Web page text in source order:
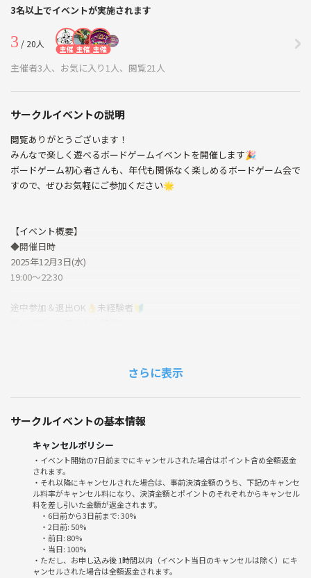
3名以上でイベントが実施されます
3 / 20人 主催 主催 主催
主催者3人、お気に入り1人、閲覧21人
サークルイベントの説明
閲覧ありがとうございます！
みんなで楽しく遊べるボードゲームイベントを開催します🎉
ボードゲーム初心者さんも、年代も関係なく楽しめるボードゲーム会で
すので、ぜひお気軽にご参加ください🌟
【イベント概要】
◆開催日時
2025年12月3日(水)
19:00〜22:30
途中参加＆退出OK👌未経験者🔰
〒171-0022 東京都豊島区南池袋２丁目３１−３ 東商ビル 3f
◆アクセス
池袋駅から徒歩8分🚃
◆参加費
¥500円
（※現地で別途、施設利用料2000円がかかります。）
【イベントの雰囲気】
年齢や経験に関係なく、誰でも楽しめるアットホームな雰囲気を大切に
しています。お一人での参加も大歓迎です！
さらに表示
サークルイベントの基本情報
キャンセルポリシー
・イベント開始の7日前までにキャンセルされた場合はポイント含め全額返金
されます。
・それ以降にキャンセルされた場合は、事前決済金額のうち、下記のキャンセ
ル料率がキャンセル料になり、決済金額とポイントのそれぞれからキャンセル
料を差し引いた金額が返金されます。
・6日前から3日前まで: 30%
・2日前: 50%
・前日: 80%
・当日: 100%
・ただし、お申し込み後 1時間以内（イベント当日のキャンセルは除く）にキ
ャンセルされた場合は全額返金されます。